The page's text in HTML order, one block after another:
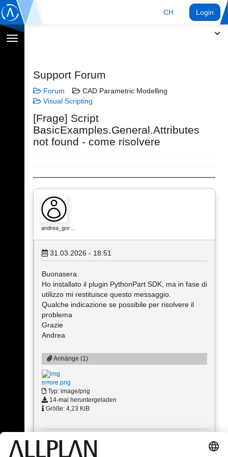
CH Login
Navigation
Support Forum
Forum
CAD Parametric Modelling
Visual Scripting
[Frage] Script
BasicExamples.General.Attributes
not found - come risolvere
andrea_gor…
31.03.2026 - 18:51
Buonasera.
Ho installato il plugin PythonPart SDK, ma in fase di
utilizzo mi restituisce questo messaggio.
Qualche indicazione se possibile per risolvere il
problema
Grazie
Andrea
Anhänge (1)
errore.png
Typ: image/png
14-mal heruntergeladen
Größe: 4,23 KiB